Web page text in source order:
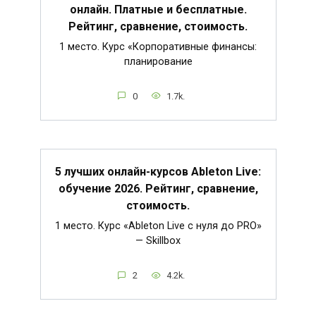
онлайн. Платные и бесплатные.
Рейтинг, сравнение, стоимость.
1 место. Курс «Корпоративные финансы:
планирование
0 1.7k.
5 лучших онлайн-курсов Ableton Live:
обучение 2026. Рейтинг, сравнение,
стоимость.
1 место. Курс «Ableton Live c нуля до PRO»
— Skillbox
2 4.2k.